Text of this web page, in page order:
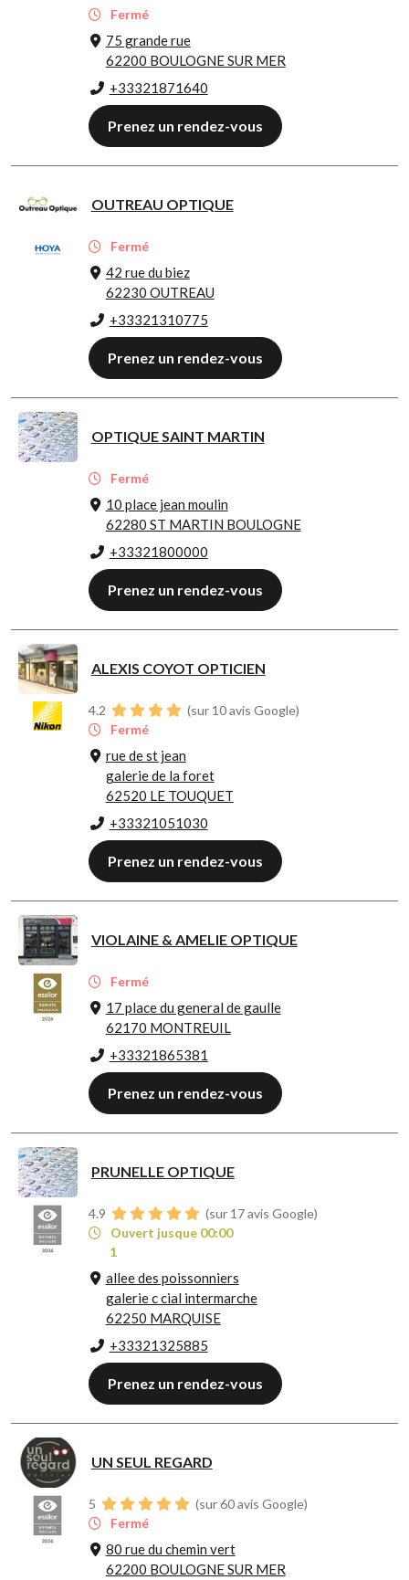
Fermé
75 grande rue
62200 BOULOGNE SUR MER
+33321871640
Prenez un rendez-vous
OUTREAU OPTIQUE
Fermé
42 rue du biez
62230 OUTREAU
+33321310775
Prenez un rendez-vous
OPTIQUE SAINT MARTIN
Fermé
10 place jean moulin
62280 ST MARTIN BOULOGNE
+33321800000
Prenez un rendez-vous
ALEXIS COYOT OPTICIEN
4.2
(sur 10 avis Google)
Fermé
rue de st jean
galerie de la foret
62520 LE TOUQUET
+33321051030
Prenez un rendez-vous
VIOLAINE & AMELIE OPTIQUE
Fermé
17 place du general de gaulle
62170 MONTREUIL
+33321865381
Prenez un rendez-vous
PRUNELLE OPTIQUE
4.9
(sur 17 avis Google)
Ouvert jusque 00:00
1
allee des poissonniers
galerie c cial intermarche
62250 MARQUISE
+33321325885
Prenez un rendez-vous
UN SEUL REGARD
5
(sur 60 avis Google)
Fermé
80 rue du chemin vert
62200 BOULOGNE SUR MER